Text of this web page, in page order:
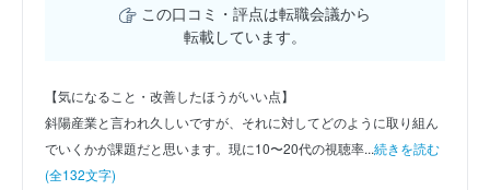
この口コミ・評点は転職会議から
転載しています。
【気になること・改善したほうがいい点】
斜陽産業と言われ久しいですが、それに対してどのように取り組ん
でいくかが課題だと思います。現に10〜20代の視聴率...続きを読む
(全132文字)